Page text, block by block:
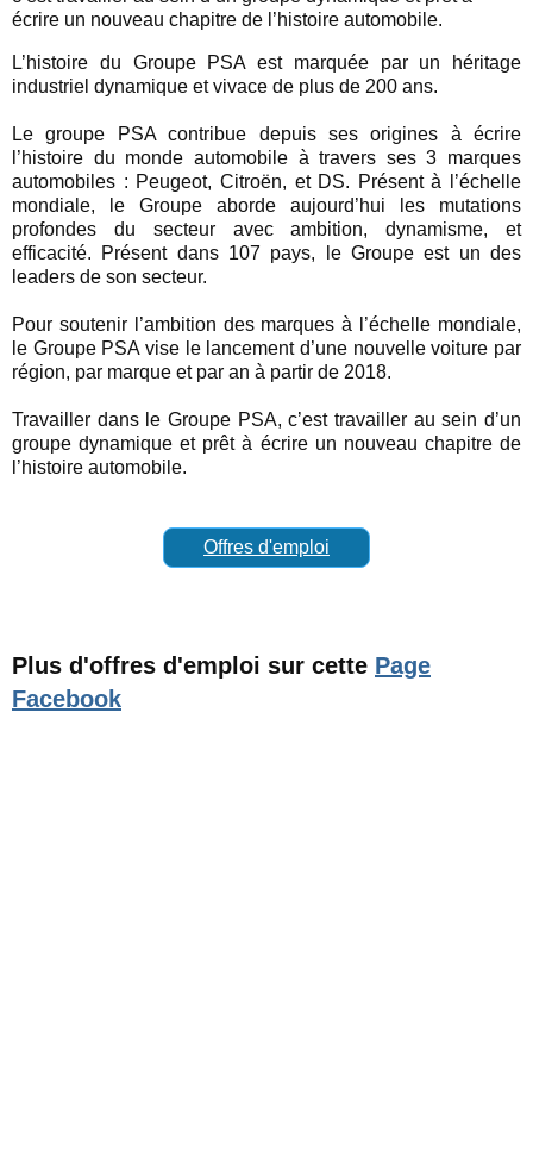
écrire un nouveau chapitre de l’histoire automobile.
L’histoire du Groupe PSA est marquée par un héritage
industriel dynamique et vivace de plus de 200 ans.
Le groupe PSA contribue depuis ses origines à écrire
l’histoire du monde automobile à travers ses 3 marques
automobiles : Peugeot, Citroën, et DS. Présent à l’échelle
mondiale, le Groupe aborde aujourd’hui les mutations
profondes du secteur avec ambition, dynamisme, et
efficacité. Présent dans 107 pays, le Groupe est un des
leaders de son secteur.
Pour soutenir l’ambition des marques à l’échelle mondiale,
le Groupe PSA vise le lancement d’une nouvelle voiture par
région, par marque et par an à partir de 2018.
Travailler dans le Groupe PSA, c’est travailler au sein d’un
groupe dynamique et prêt à écrire un nouveau chapitre de
l’histoire automobile.
Offres d'emploi
Plus d'offres d'emploi sur cette Page
Facebook